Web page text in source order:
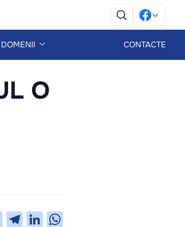
DOMENII
CONTACTE
O
Messenger
Telegram
LinkedIn